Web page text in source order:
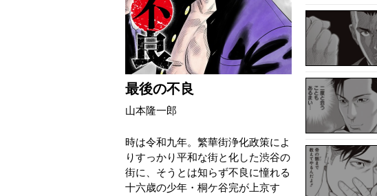
最後の不良
山本隆一郎
時は令和九年。繁華街浄化政策によ
りすっかり平和な街と化した渋谷の
街に、そうとは知らず不良に憧れる
十六歳の少年・桐ケ谷完が上京す